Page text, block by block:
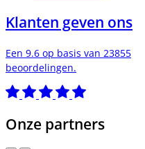
Klanten geven ons
Een 9.6 op basis van 23855
beoordelingen.
Onze partners